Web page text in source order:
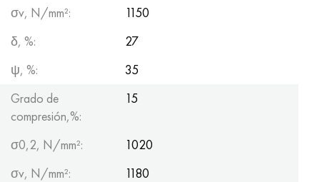
σv, N/mm²:
1150
δ, %:
27
ψ, %:
35
Grado de
compresión,%:
15
σ0,2, N/mm²:
1020
σv, N/mm²:
1180